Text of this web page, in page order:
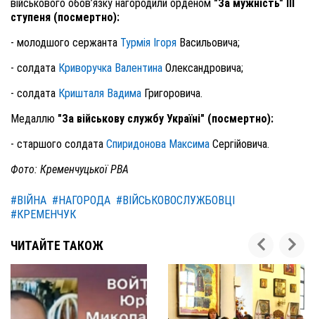
військового обов’язку нагородили орденом "За мужність" III
ступеня (посмертно):
- молодшого сержанта Турмія Ігоря Васильовича;
- солдата Криворучка Валентина Олександровича;
- солдата Кришталя Вадима Григоровича.
Медаллю "За військову службу Україні" (посмертно):
- старшого солдата Спиридонова Максима Сергійовича.
Фото: Кременчуцької РВА
#ВІЙНА #НАГОРОДА #ВІЙСЬКОВОСЛУЖБОВЦІ
#КРЕМЕНЧУК
ЧИТАЙТЕ ТАКОЖ